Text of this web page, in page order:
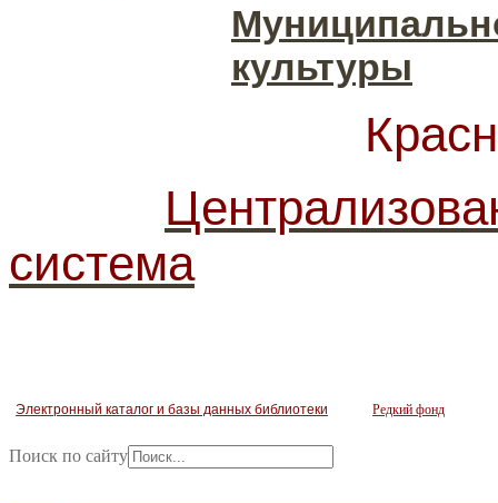
культуры
система
Электронный каталог и базы данных библиотеки Редкий фонд
Поиск по сайту